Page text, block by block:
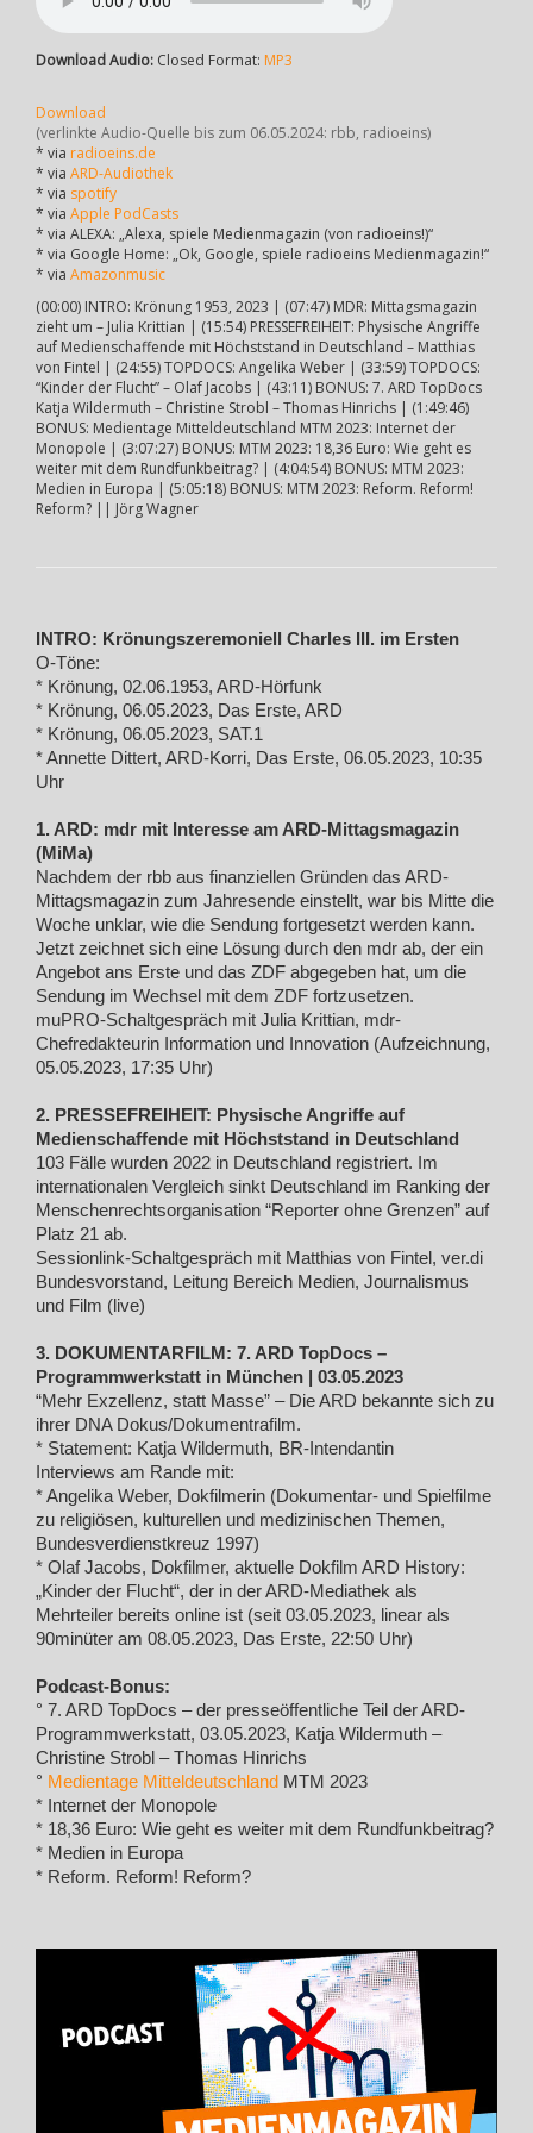
Download Audio: Closed Format: MP3
Download
(verlinkte Audio-Quelle bis zum 06.05.2024: rbb, radioeins)
* via radioeins.de
* via ARD-Audiothek
* via spotify
* via Apple PodCasts
* via ALEXA: „Alexa, spiele Medienmagazin (von radioeins!)“
* via Google Home: „Ok, Google, spiele radioeins Medienmagazin!“
* via Amazonmusic
(00:00) INTRO: Krönung 1953, 2023 | (07:47) MDR: Mittagsmagazin
zieht um – Julia Krittian | (15:54) PRESSEFREIHEIT: Physische Angriffe
auf Medienschaffende mit Höchststand in Deutschland – Matthias
von Fintel | (24:55) TOPDOCS: Angelika Weber | (33:59) TOPDOCS:
“Kinder der Flucht” – Olaf Jacobs | (43:11) BONUS: 7. ARD TopDocs
Katja Wildermuth – Christine Strobl – Thomas Hinrichs | (1:49:46)
BONUS: Medientage Mitteldeutschland MTM 2023: Internet der
Monopole | (3:07:27) BONUS: MTM 2023: 18,36 Euro: Wie geht es
weiter mit dem Rundfunkbeitrag? | (4:04:54) BONUS: MTM 2023:
Medien in Europa | (5:05:18) BONUS: MTM 2023: Reform. Reform!
Reform? || Jörg Wagner
INTRO: Krönungszeremoniell Charles III. im Ersten
O-Töne:
* Krönung, 02.06.1953, ARD-Hörfunk
* Krönung, 06.05.2023, Das Erste, ARD
* Krönung, 06.05.2023, SAT.1
* Annette Dittert, ARD-Korri, Das Erste, 06.05.2023, 10:35
Uhr
1. ARD: mdr mit Interesse am ARD-Mittagsmagazin
(MiMa)
Nachdem der rbb aus finanziellen Gründen das ARD-
Mittagsmagazin zum Jahresende einstellt, war bis Mitte die
Woche unklar, wie die Sendung fortgesetzt werden kann.
Jetzt zeichnet sich eine Lösung durch den mdr ab, der ein
Angebot ans Erste und das ZDF abgegeben hat, um die
Sendung im Wechsel mit dem ZDF fortzusetzen.
muPRO-Schaltgespräch mit Julia Krittian, mdr-
Chefredakteurin Information und Innovation (Aufzeichnung,
05.05.2023, 17:35 Uhr)
2. PRESSEFREIHEIT: Physische Angriffe auf
Medienschaffende mit Höchststand in Deutschland
103 Fälle wurden 2022 in Deutschland registriert. Im
internationalen Vergleich sinkt Deutschland im Ranking der
Menschenrechtsorganisation “Reporter ohne Grenzen” auf
Platz 21 ab.
Sessionlink-Schaltgespräch mit Matthias von Fintel, ver.di
Bundesvorstand, Leitung Bereich Medien, Journalismus
und Film (live)
3. DOKUMENTARFILM: 7. ARD TopDocs –
Programmwerkstatt in München | 03.05.2023
“Mehr Exzellenz, statt Masse” – Die ARD bekannte sich zu
ihrer DNA Dokus/Dokumentrafilm.
* Statement: Katja Wildermuth, BR-Intendantin
Interviews am Rande mit:
* Angelika Weber, Dokfilmerin (Dokumentar- und Spielfilme
zu religiösen, kulturellen und medizinischen Themen,
Bundesverdienstkreuz 1997)
* Olaf Jacobs, Dokfilmer, aktuelle Dokfilm ARD History:
„Kinder der Flucht“, der in der ARD-Mediathek als
Mehrteiler bereits online ist (seit 03.05.2023, linear als
90minüter am 08.05.2023, Das Erste, 22:50 Uhr)
Podcast-Bonus:
° 7. ARD TopDocs – der presseöffentliche Teil der ARD-
Programmwerkstatt, 03.05.2023, Katja Wildermuth –
Christine Strobl – Thomas Hinrichs
° Medientage Mitteldeutschland MTM 2023
* Internet der Monopole
* 18,36 Euro: Wie geht es weiter mit dem Rundfunkbeitrag?
* Medien in Europa
* Reform. Reform! Reform?